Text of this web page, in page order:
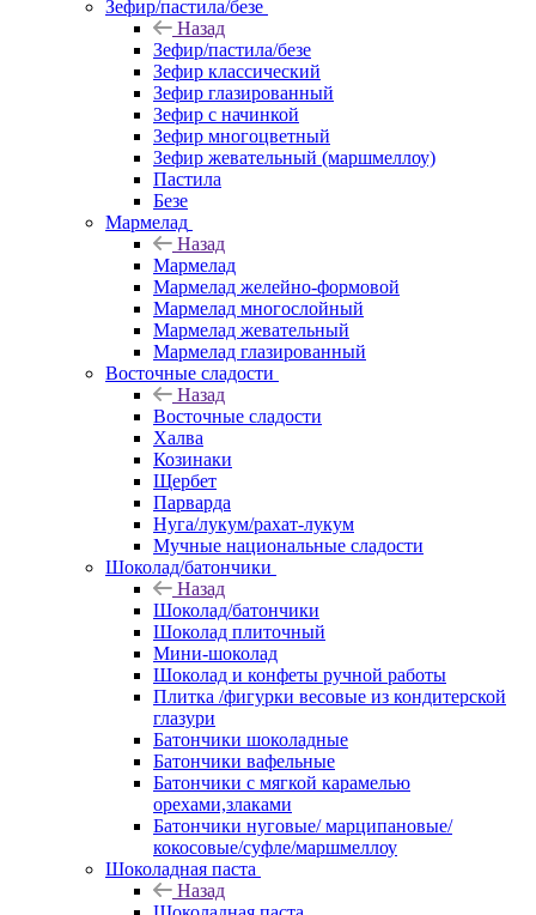
Зефир/пастила/безе
Назад
Зефир/пастила/безе
Зефир классический
Зефир глазированный
Зефир с начинкой
Зефир многоцветный
Зефир жевательный (маршмеллоу)
Пастила
Безе
Мармелад
Назад
Мармелад
Мармелад желейно-формовой
Мармелад многослойный
Мармелад жевательный
Мармелад глазированный
Восточные сладости
Назад
Восточные сладости
Халва
Козинаки
Щербет
Парварда
Нуга/лукум/рахат-лукум
Мучные национальные сладости
Шоколад/батончики
Назад
Шоколад/батончики
Шоколад плиточный
Мини-шоколад
Шоколад и конфеты ручной работы
Плитка /фигурки весовые из кондитерской
глазури
Батончики шоколадные
Батончики вафельные
Батончики с мягкой карамелью
орехами,злаками
Батончики нуговые/ марципановые/
кокосовые/суфле/маршмеллоу
Шоколадная паста
Назад